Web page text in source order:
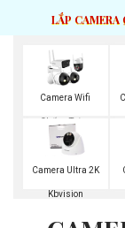
LẮP CAMERA
Camera Wifi
Chống Trộm
Kbvision
Camera Ultra 2K
Kbvision